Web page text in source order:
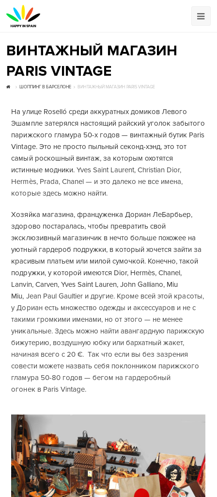
ВИНТАЖНЫЙ МАГАЗИН
PARIS VINTAGE
ШОППИНГ В БАРСЕЛОНЕ ВИНТАЖНЫЙ МАГАЗИН PARIS VINTAGE
На улице Roselló среди аккуратных домиков Левого
Эшампле затерялся настоящий райский уголок забытого
парижского гламура 50-х годов — винтажный бутик Paris
Vintage. Это не просто пыльный секонд-хэнд, это тот
самый роскошный винтаж, за которым охотятся
истинные модники. Yves Saint Laurent, Christian Dior,
Hermès, Prada, Chanel — и это далеко не все имена,
которые здесь можно найти.
Хозяйка магазина, француженка Дориан ЛеБарбьер,
здорово постаралась, чтобы превратить свой
эксклюзивный магазинчик в нечто больше похожее на
уютный гардероб подружки, в который хочется зайти за
красивым платьем или милой сумочкой. Конечно, такой
подружки, у которой имеются Dior, Hermès, Chanel,
Lanvin, Carven, Yves Saint Lauren, John Gallianо, Miu
Miu, Jean Paul Gaultier и другие. Кроме всей этой красоты,
у Дориан есть множество одежды и аксессуаров и не с
такими громкими именами, но от этого — не менее
уникальные. Здесь можно найти авангардную парижскую
бижутерию, воздушную юбку или бархатный жакет,
начиная всего с 20 €. Так что если вы без зазрения
совести можете назвать себя поклонником парижского
гламура 50-80 годов — бегом на гардеробный
огонек в Paris Vintage.